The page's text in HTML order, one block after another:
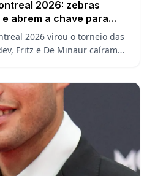
2026: zebras
abrem a chave para
2026 virou o torneio das
Fritz e De Minaur caíram